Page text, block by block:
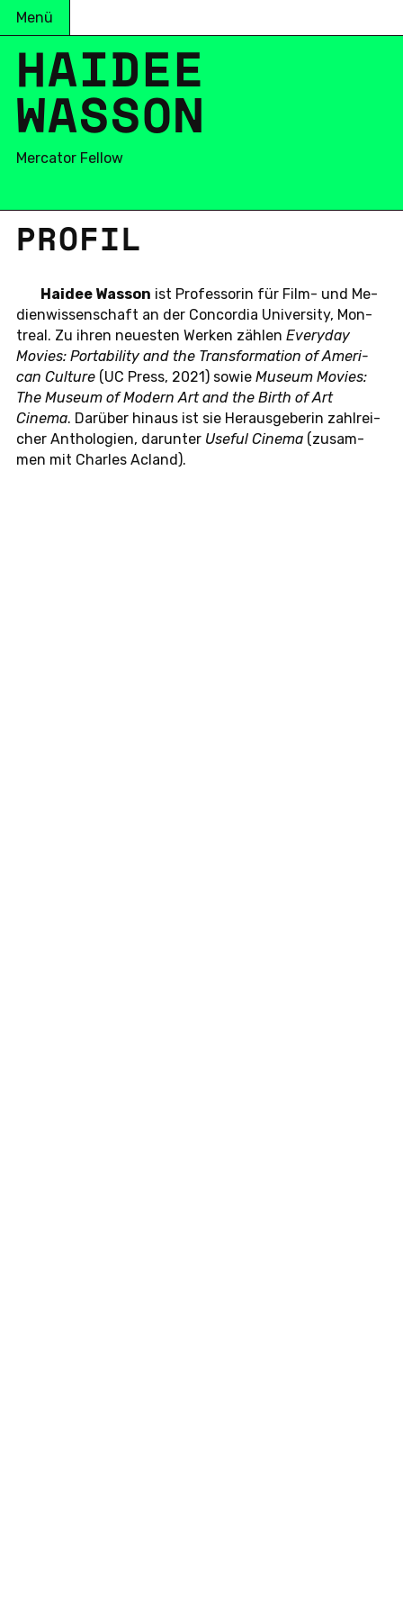
Menü
HAIDEE
WASSON
Mercator Fellow
PROFIL
Haidee Wasson ist Pro­fes­so­rin für Film- und Me­
di­en­wis­sen­schaft an der Con­cor­dia Uni­ver­si­ty, Mon­
tre­al. Zu ihren neu­es­ten Werken zählen Ever­y­day
Movies: Por­ta­bi­li­ty and the Trans­for­ma­ti­on of Ame­ri­
can Cul­tu­re (UC Press, 2021) sowie Museum Movies:
The Museum of Modern Art and the Birth of Art
Cinema. Dar­über hinaus ist sie Her­aus­ge­be­rin zahl­rei­
cher An­tho­lo­gi­en, dar­un­ter Useful Cinema (zu­sam­
men mit Charles Acland).